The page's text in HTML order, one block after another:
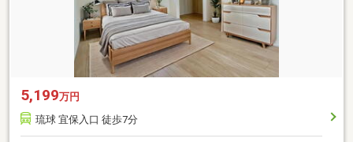
5,199万円
琉球 宜保入口 徒歩7分